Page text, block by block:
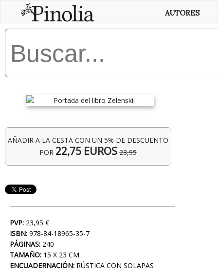
AUTORES
AÑADIR A LA CESTA CON UN 5% DE DESCUENTO
POR 22,75 EUROS 23,95
PVP: 23,95 €
ISBN: 978-84-18965-35-7
PÁGINAS: 240
TAMAÑO: 15 X 23 CM
ENCUADERNACIÓN: RÚSTICA CON SOLAPAS